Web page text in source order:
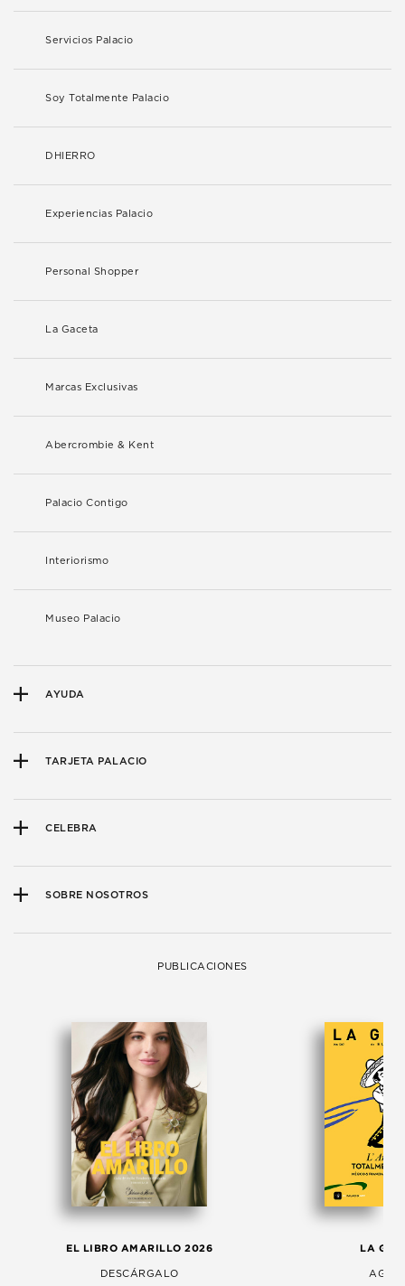
Servicios Palacio
Soy Totalmente Palacio
DHIERRO
Experiencias Palacio
Personal Shopper
La Gaceta
Marcas Exclusivas
Abercrombie & Kent
Palacio Contigo
Interiorismo
Museo Palacio
AYUDA
TARJETA PALACIO
CELEBRA
SOBRE NOSOTROS
PUBLICACIONES
EL LIBRO AMARILLO 2026
DESCÁRGALO
LA